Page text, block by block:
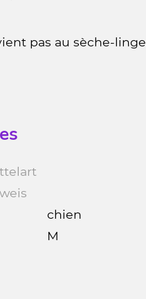
pas au sèche-linge
chien
M